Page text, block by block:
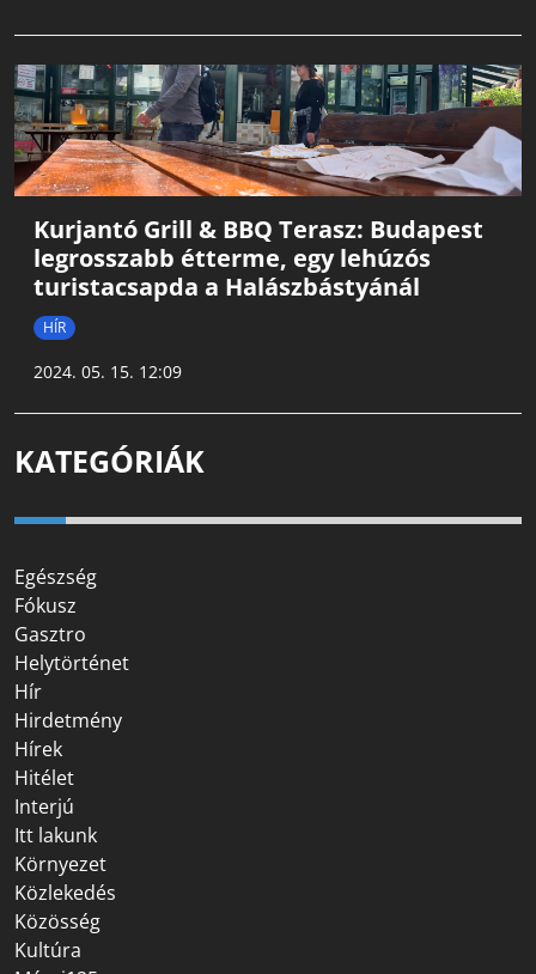
Kurjantó Grill & BBQ Terasz: Budapest
legrosszabb étterme, egy lehúzós
turistacsapda a Halászbástyánál
HÍR
2024. 05. 15. 12:09
KATEGÓRIÁK
Egészség
Fókusz
Gasztro
Helytörténet
Hír
Hirdetmény
Hírek
Hitélet
Interjú
Itt lakunk
Környezet
Közlekedés
Közösség
Kultúra